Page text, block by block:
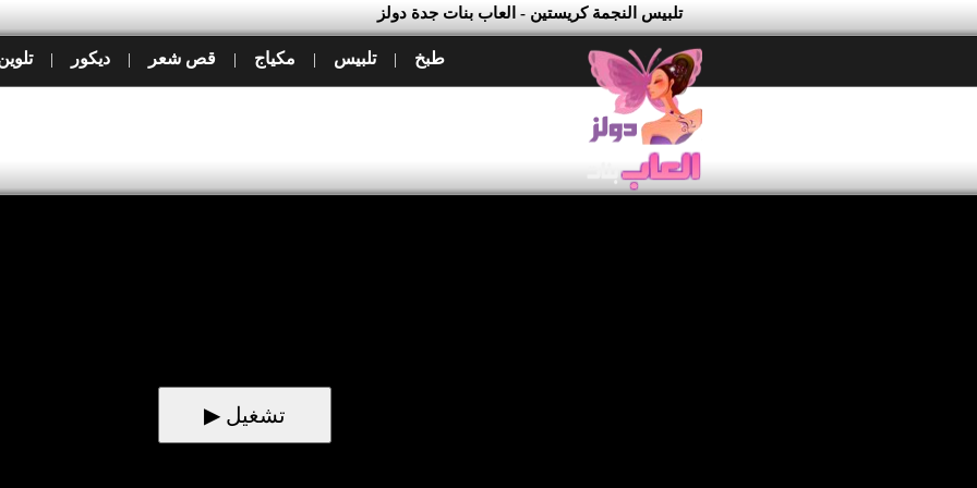
تلبيس النجمة كريستين - العاب بنات جدة دولز
طبخ | تلبيس | مكياج | قص شعر | ديكور |
▶ تشغيل